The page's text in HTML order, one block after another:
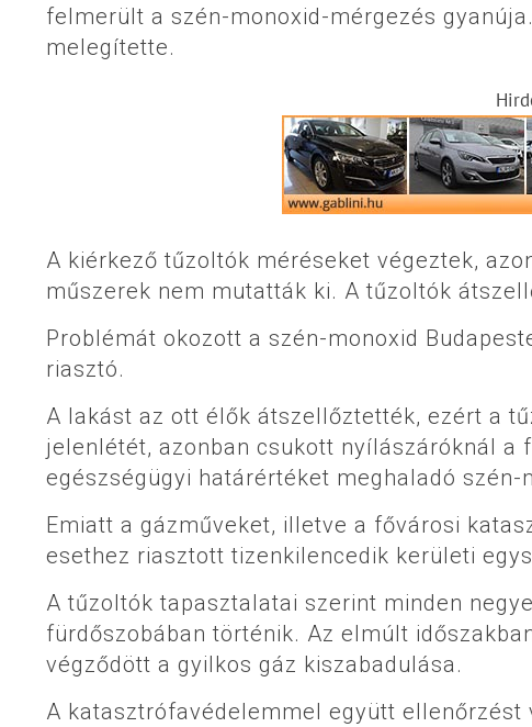
felmerült a szén-monoxid-mérgezés
melegítette.
A kiérkező tűzoltók méréseket végeztek,
műszerek nem mutatták ki. A tűzoltók
Problémát okozott a szén-monoxid
riasztó.
A lakást az ott élők átszellőztették, ezért a
jelenlétét, azonban csukott nyílászáróknál a
egészségügyi határértéket meghaladó
Emiatt a gázműveket, illetve a fővárosi
esethez riasztott tizenkilencedik kerületi
A tűzoltók tapasztalatai szerint minden
fürdőszobában történik. Az elmúlt
végződött a gyilkos gáz kiszabadulása.
A katasztrófavédelemmel együtt